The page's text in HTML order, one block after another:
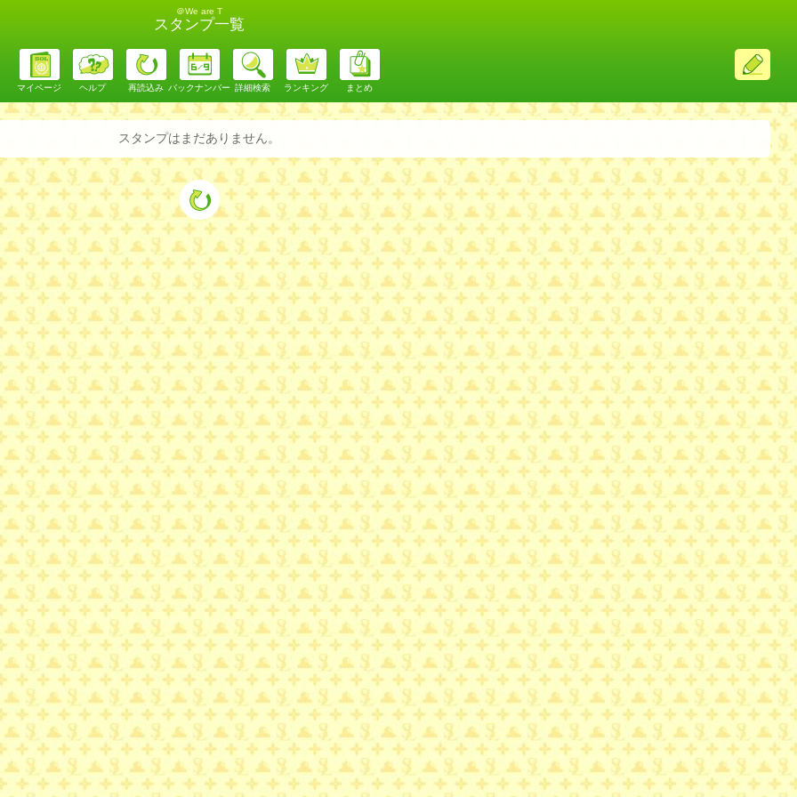
＠We are T
スタンプ一覧
ス
レ
投
マイページ ヘルプ 再読込み バックナンバー 詳細検索 ランキング まとめ
スタンプはまだありません。